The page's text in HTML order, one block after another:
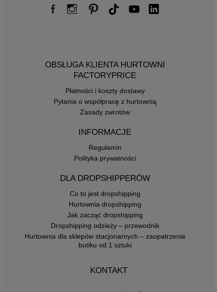
OBSŁUGA KLIENTA HURTOWNI
FACTORYPRICE
Płatności i koszty dostawy
Pytania o współpracę z hurtownią
Zasady zwrotów
INFORMACJE
Regulamin
Polityka prywatności
DLA DROPSHIPPERÓW
Co to jest dropshipping
Hurtownia dropshipping
Jak zacząć dropshipping
Dropshipping odzieży – przewodnik
Hurtownia dla sklepów stacjonarnych – zaopatrzenie
butiku od 1 sztuki
KONTAKT